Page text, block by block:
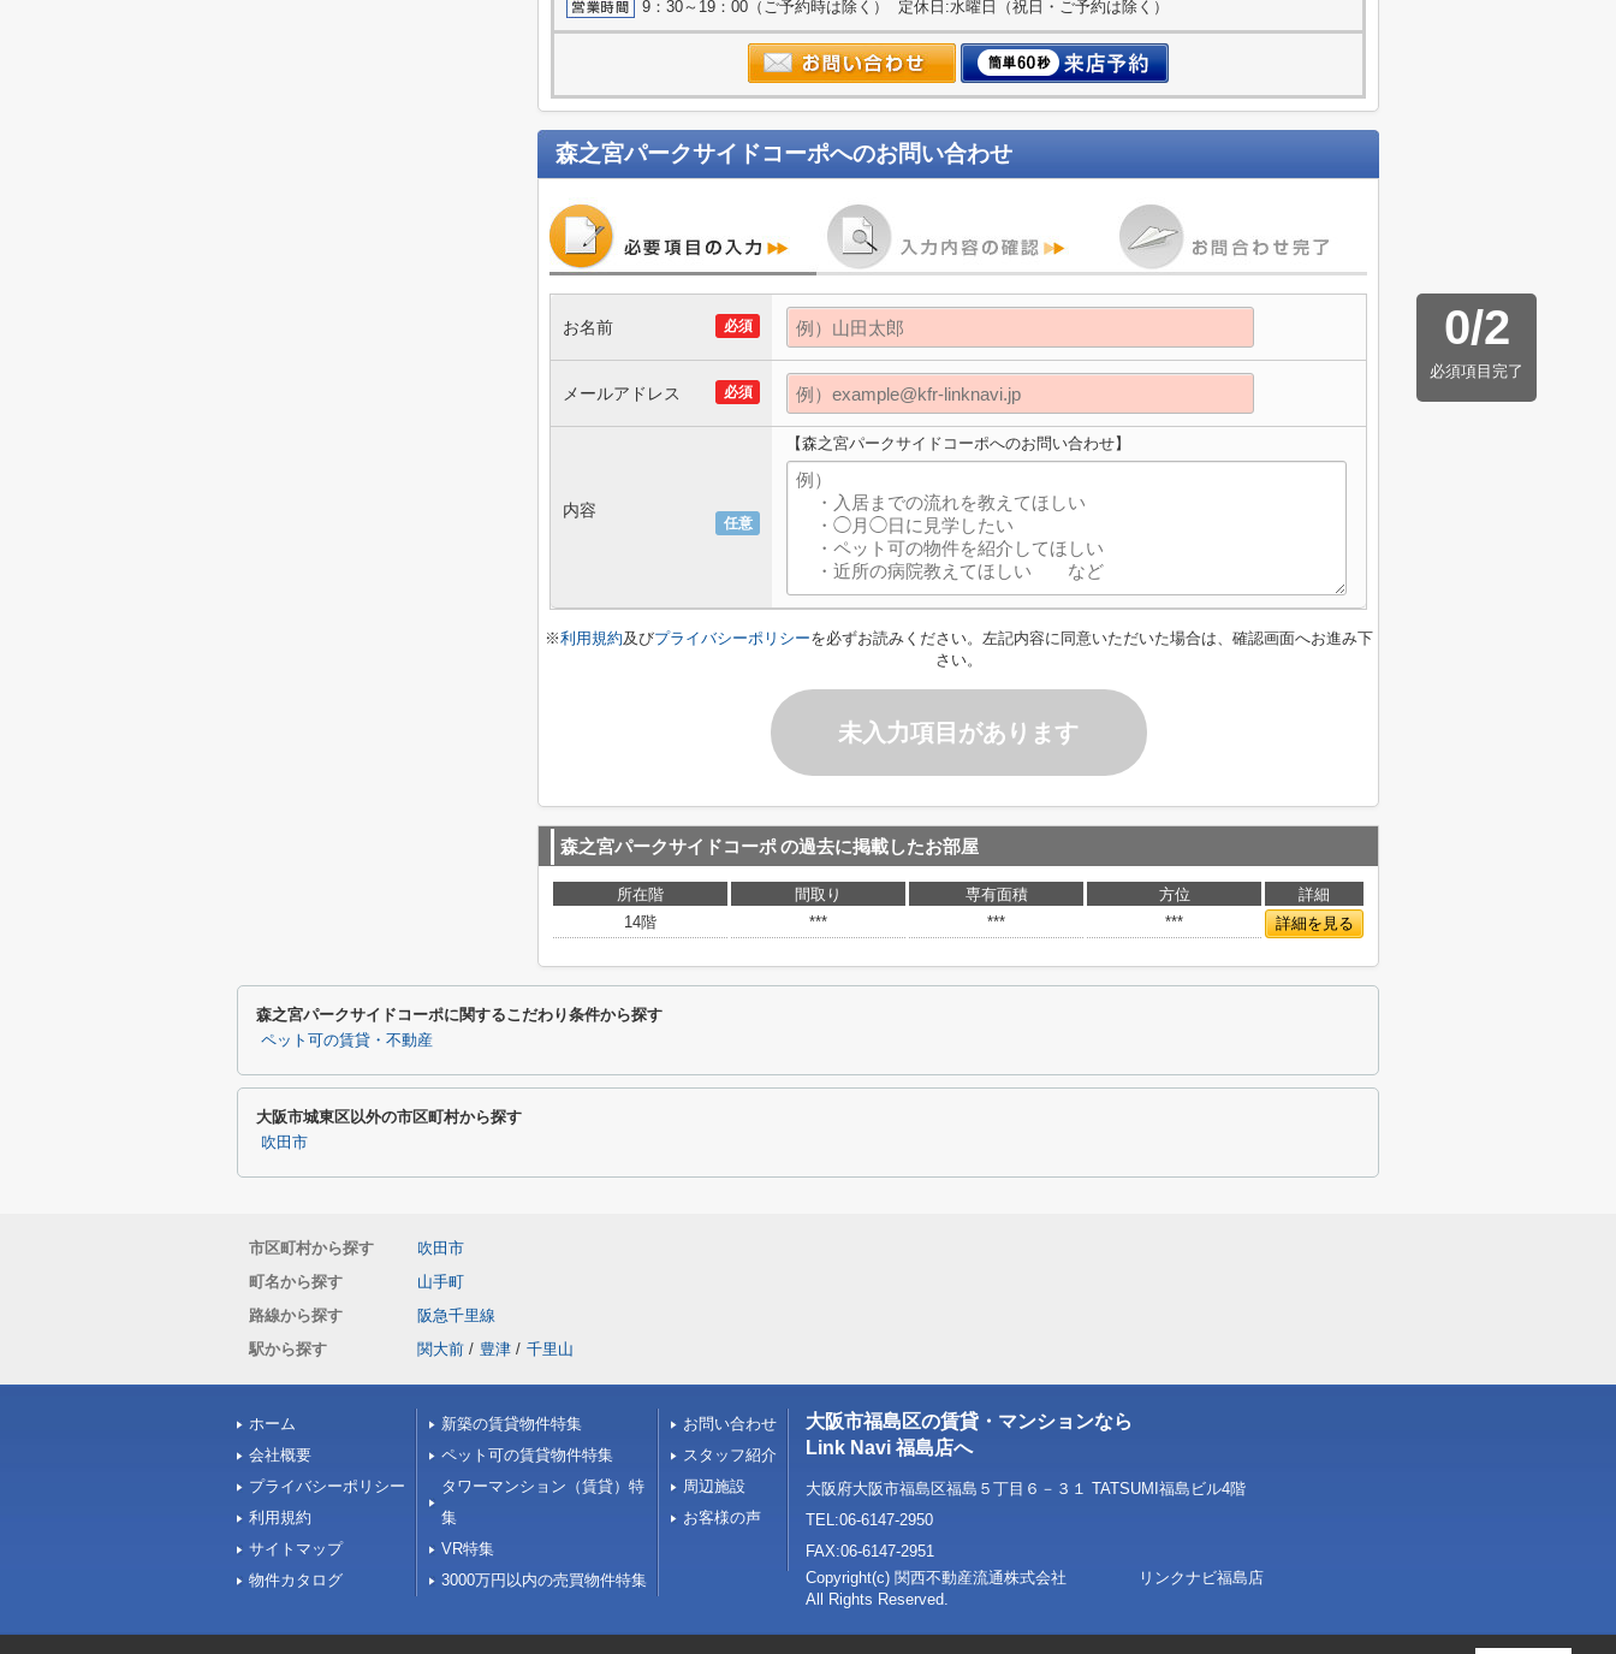
9：30～19：00（ご予約時は除く） 定休日:水曜日（祝日・ご予約は除く）
森之宮パークサイドコーポへのお問い合わせ
0/2
必須項目完了
必須
お名前
必須
メールアドレス
任意
内容
【森之宮パークサイドコーポへのお問い合わせ】
※利用規約及びプライバシーポリシーを必ずお読みください。左記内容に同意いただいた場合は、確認画面へお進み下
さい。
未入力項目があります
森之宮パークサイドコーポの過去に掲載したお部屋
所在階 間取り 専有面積 方位
詳細
14階
*** *** *** 詳細を見る
森之宮パークサイドコーポに関するこだわり条件から探す
ペット可の賃貸・不動産
大阪市城東区以外の市区町村から探す
吹田市
市区町村から探す
吹田市
町名から探す
山手町
路線から探す
阪急千里線
駅から探す
関大前 / 豊津 / 千里山
ホーム
会社概要
プライバシーポリシー
利用規約
サイトマップ
物件カタログ
新築の賃貸物件特集
ペット可の賃貸物件特集
タワーマンション（賃貸）特
集
VR特集
3000万円以内の売買物件特集
お問い合わせ
スタッフ紹介
周辺施設
お客様の声
大阪市福島区の賃貸・マンションなら
Link Navi 福島店へ
大阪府大阪市福島区福島５丁目６－３１ TATSUMI福島ビル4階
TEL:06-6147-2950
FAX:06-6147-2951
Copyright(c) 関西不動産流通株式会社 リンクナビ福島店
All Rights Reserved.